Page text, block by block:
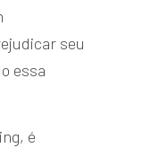
seu
essa
é